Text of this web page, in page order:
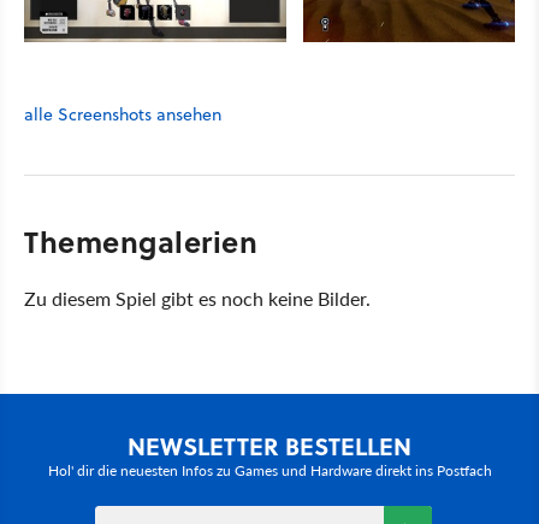
alle Screenshots ansehen
Themengalerien
Zu diesem Spiel gibt es noch keine Bilder.
NEWSLETTER BESTELLEN
Hol' dir die neuesten Infos zu Games und Hardware direkt ins Postfach